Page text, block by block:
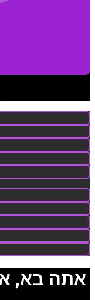
אתה בא,